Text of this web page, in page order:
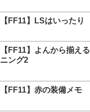
【FF11】LSはいったり
【FF11】よんから揃え
ニング2
【FF11】赤の装備メモ